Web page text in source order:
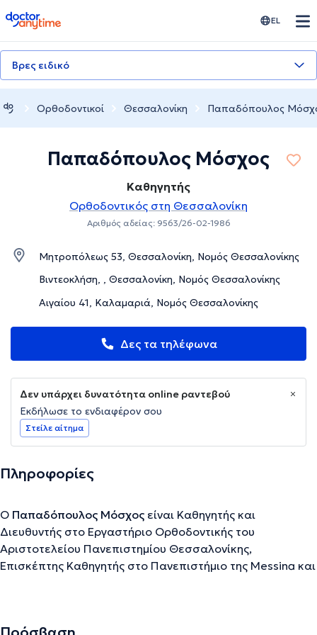
doctoranytime EL
Βρες ειδικό
Ορθοδοντικοί Θεσσαλονίκη Παπαδόπουλος
Παπαδόπουλος Μόσχος
Καθηγητής
Ορθοδοντικός στη Θεσσαλονίκη
Αριθμός αδείας: 9563/26-02-1986
Μητροπόλεως 53, Θεσσαλονίκη, Νομός Θεσσαλονίκης
Βιντεοκλήση, , Θεσσαλονίκη, Νομός Θεσσαλονίκης
Αιγαίου 41, Καλαμαριά, Νομός Θεσσαλονίκης
Δες τα τηλέφωνα
Δεν υπάρχει δυνατότητα online ραντεβού
Εκδήλωσε το ενδιαφέρον σου
Στείλε αίτημα
Πληροφορίες
Ο Παπαδόπουλος Μόσχος είναι Καθηγητής και
Διευθυντής στο Εργαστήριο Ορθοδοντικής του
Αριστοτελείου Πανεπιστημίου Θεσσαλονίκης,
Επισκέπτης Καθηγητής στο Πανεπιστήμιο της Messina και